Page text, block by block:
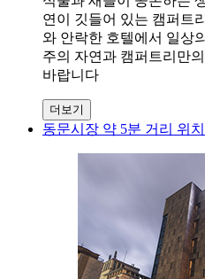
연이 깃들어 있는 캠퍼트
와 안락한 호텔에서 일상
주의 자연과 캠퍼트리만
바랍니다
더보기
동문시장 약 5분 거리 위치